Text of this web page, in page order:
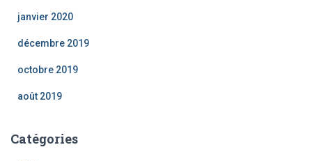
janvier 2020
décembre 2019
octobre 2019
août 2019
Catégories